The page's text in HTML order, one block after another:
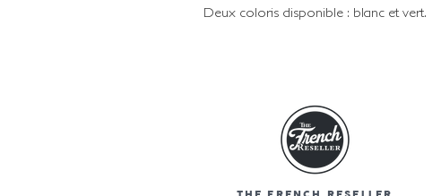
Deux coloris disponible : blanc et vert.